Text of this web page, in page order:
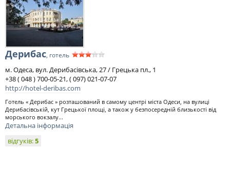
Дерибас, готель
м. Одеса, вул. Дерибасівська, 27 / Грецька пл., 1
+38 ( 048 ) 700-05-21, ( 097) 021-07-07
http://hotel-deribas.com
Готель « Дерибас » розташований в самому центрі міста Одеси, на вулиці
Дерибасівській, кут Грецької площі, а також у безпосередній близькості від
морського вокзалу...
Детальна інформація
відгуків:5